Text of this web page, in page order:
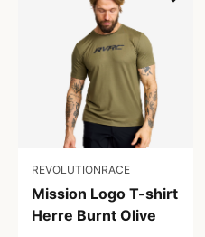
REVOLUTIONRACE
Mission Logo T-shirt
Herre Burnt Olive